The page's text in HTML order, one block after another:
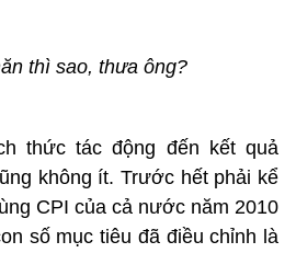
thì sao, thưa ông?
thức tác động đến kết quả
không ít. Trước hết phải kể
CPI của cả nước năm 2010
số mục tiêu đã điều chỉnh là